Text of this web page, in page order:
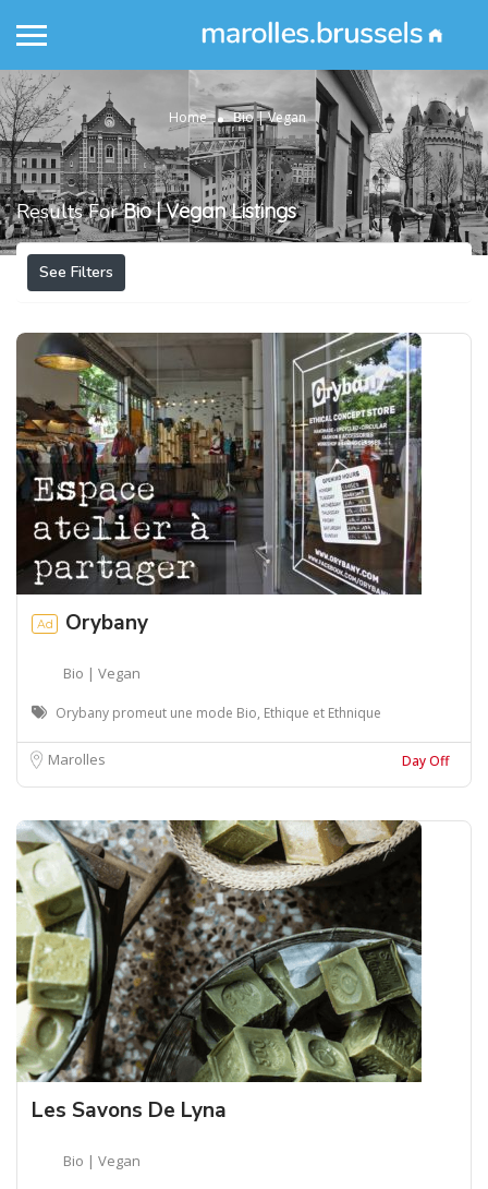
Home Bio | Vegan
Results ForBio | Vegan Listings
See Filters
Ad Orybany
Bio | Vegan
Orybany promeut une mode Bio, Ethique et Ethnique
Marolles Day Off
Les Savons De Lyna
Bio | Vegan